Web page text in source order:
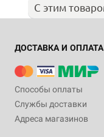
С этим
ДОСТАВКА И ОПЛАТА
Способы оплаты
Службы доставки
Адреса магазинов